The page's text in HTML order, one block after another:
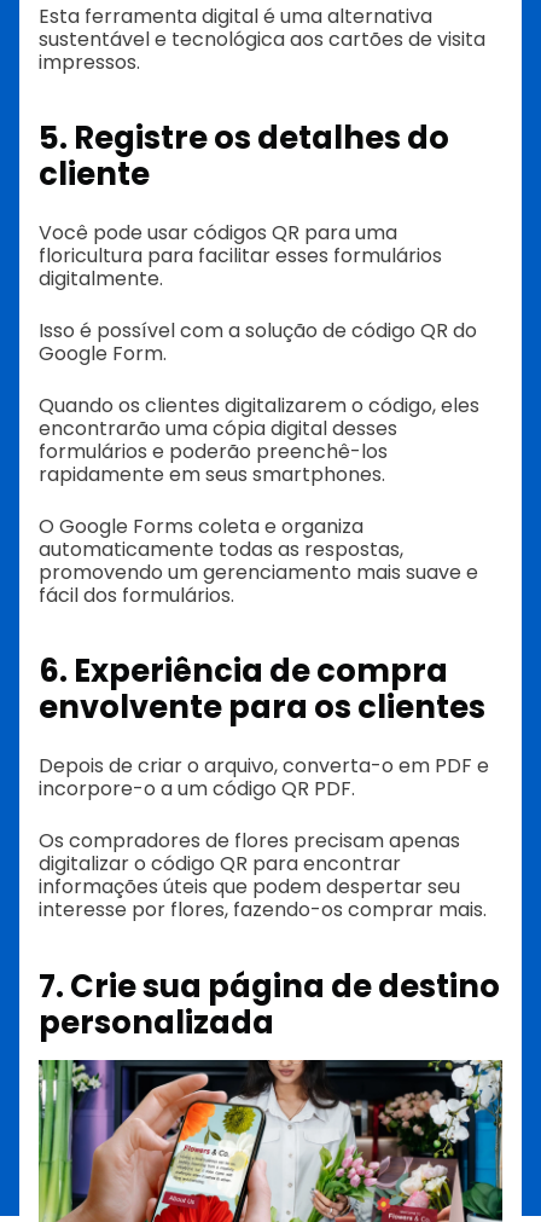
Esta ferramenta digital é uma alternativa
sustentável e tecnológica aos cartões de visita
impressos.
5. Registre os detalhes do
cliente
Você pode usar códigos QR para uma
floricultura para facilitar esses formulários
digitalmente.
Isso é possível com a solução de código QR do
Google Form.
Quando os clientes digitalizarem o código, eles
encontrarão uma cópia digital desses
formulários e poderão preenchê-los
rapidamente em seus smartphones.
O Google Forms coleta e organiza
automaticamente todas as respostas,
promovendo um gerenciamento mais suave e
fácil dos formulários.
6. Experiência de compra
envolvente para os clientes
Depois de criar o arquivo, converta-o em PDF e
incorpore-o a um código QR PDF.
Os compradores de flores precisam apenas
digitalizar o código QR para encontrar
informações úteis que podem despertar seu
interesse por flores, fazendo-os comprar mais.
7. Crie sua página de destino
personalizada